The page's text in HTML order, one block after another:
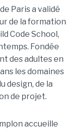
Paris a validé
de la formation
Code School,
Fondée
des adultes en
les domaines
design, de la
de projet.
accueille